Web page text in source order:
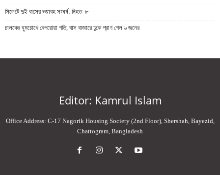
সিলেটে দুই বাসের ভয়াবহ সংঘর্ষ: নিহত ৮
চালকের ঘুমচোখে বেপরোয়া গতি, বাস বাজারে ঢুকে প্রাণ গেল ৬ জনের
Editor: Kamrul Islam
Office Address: C-17 Nagorik Housing Society (2nd Floor), Shershah, Bayezid,
Chattogram, Bangladesh